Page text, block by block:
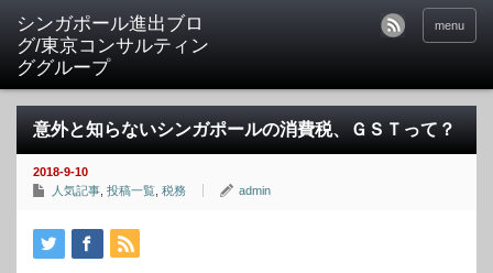
シンガポール進出ブロ
グ/東京コンサルティン
ググループ
menu
意外と知らないシンガポールの消費税、ＧＳＴって？
2018-9-10
人気記事 投稿一覧 税務 admin